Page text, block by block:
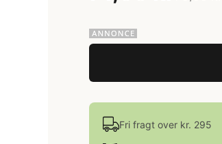
Fri fragt over kr. 295